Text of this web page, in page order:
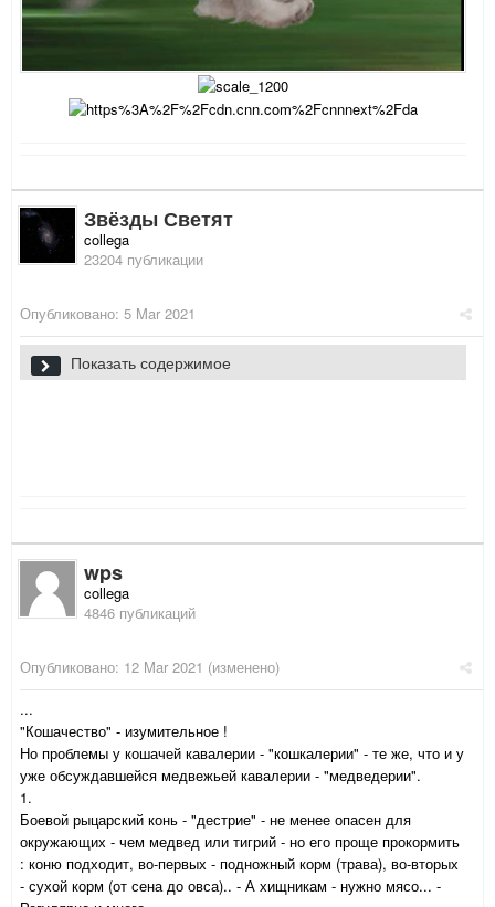
Звёзды Светят
collega
23204 публикации
Опубликовано: 5 Mar 2021
Показать содержимое
wps
collega
4846 публикаций
Опубликовано: 12 Mar 2021 (изменено)
...
"Кошачество" - изумительное !
Но проблемы у кошачей кавалерии - "кошкалерии" - те же, что и у
уже обсуждавшейся медвежьей кавалерии - "медведерии".
1.
Боевой рыцарский конь - "дестрие" - не менее опасен для
окружающих - чем медвед или тигрий - но его проще прокормить
: коню подходит, во-первых - подножный корм (трава), во-вторых
- сухой корм (от сена до овса).. - А хищникам - нужно мясо... -